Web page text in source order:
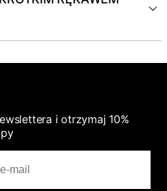
i otrzymaj 10%